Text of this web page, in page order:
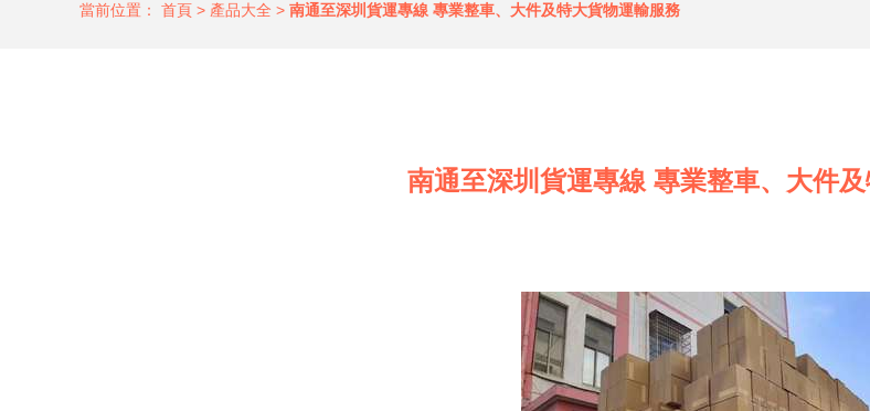
當前位置： 首頁 > 產品大全 > 南通至深圳貨運專線 專業整車、大件及特大貨物運輸服務
南通至深圳貨運專線 專業整車、大件